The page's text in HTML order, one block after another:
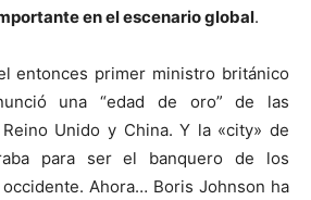
en el escenario global.
entonces primer ministro británico
una “edad de oro” de las
Unido y China. Y la «city» de
para ser el banquero de los
Ahora… Boris Johnson ha